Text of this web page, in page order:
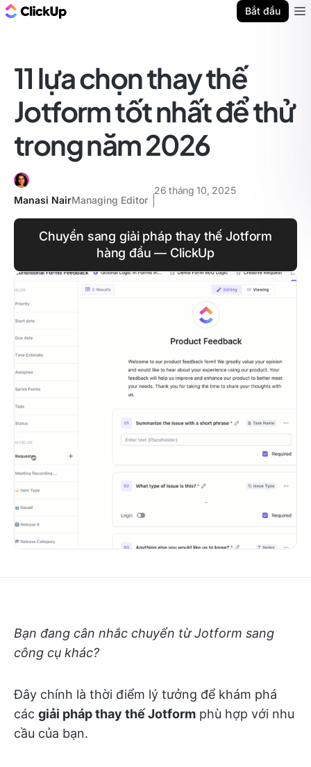
Bắt đầu
11 lựa chọn thay thế
Jotform tốt nhất để thử
trong năm 2026
Manasi NairManaging Editor
26 tháng 10, 2025
Chuyển sang giải pháp thay thế Jotform
hàng đầu — ClickUp
Bạn đang cân nhắc chuyển từ Jotform sang
công cụ khác?
Đây chính là thời điểm lý tưởng để khám phá
các giải pháp thay thế Jotform phù hợp với nhu
cầu của bạn.